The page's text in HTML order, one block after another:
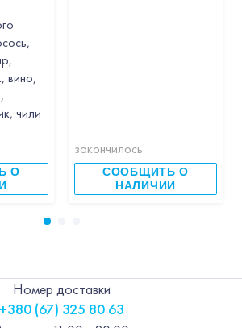
вино,
чили
О
закончилось
СООБЩИТЬ О
НАЛИЧИИ
Номер доставки
+380 (67) 325 80 63